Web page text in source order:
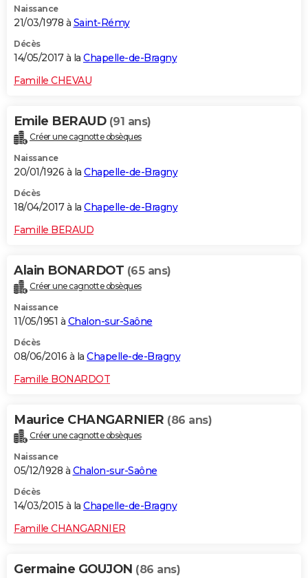
Naissance
21/03/1978 à Saint-Rémy
Décès
14/05/2017 à la Chapelle-de-Bragny
Famille CHEVAU
Emile BERAUD (91 ans)
Créer une cagnotte obsèques
Naissance
20/01/1926 à la Chapelle-de-Bragny
Décès
18/04/2017 à la Chapelle-de-Bragny
Famille BERAUD
Alain BONARDOT (65 ans)
Créer une cagnotte obsèques
Naissance
11/05/1951 à Chalon-sur-Saône
Décès
08/06/2016 à la Chapelle-de-Bragny
Famille BONARDOT
Maurice CHANGARNIER (86 ans)
Créer une cagnotte obsèques
Naissance
05/12/1928 à Chalon-sur-Saône
Décès
14/03/2015 à la Chapelle-de-Bragny
Famille CHANGARNIER
Germaine GOUJON (86 ans)